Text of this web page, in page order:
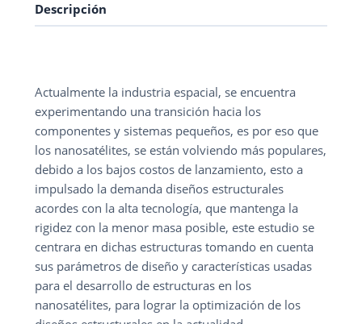
Descripción
Actualmente la industria espacial, se encuentra
experimentando una transición hacia los
componentes y sistemas pequeños, es por eso que
los nanosatélites, se están volviendo más populares,
debido a los bajos costos de lanzamiento, esto a
impulsado la demanda diseños estructurales
acordes con la alta tecnología, que mantenga la
rigidez con la menor masa posible, este estudio se
centrara en dichas estructuras tomando en cuenta
sus parámetros de diseño y características usadas
para el desarrollo de estructuras en los
nanosatélites, para lograr la optimización de los